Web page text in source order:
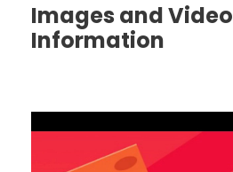
Images and Video
Information